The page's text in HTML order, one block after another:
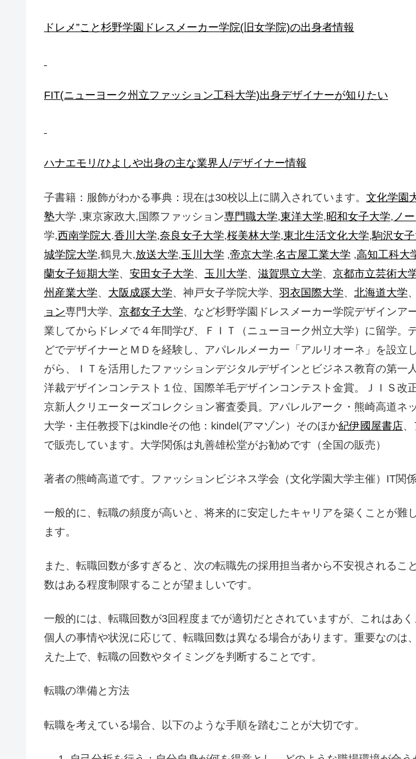
ドレメ”こと杉野学園ドレスメーカー学院(旧女学院)の出身者情報
FIT(ニューヨーク州立ファッション工科大学)出身デザイナーが知りたい
ハナエモリ/ひよしや出身の主な業界人/デザイナー情報
子書籍：服飾がわかる事典：現在は30校以上に購入されています。 文化学園
塾大学 ,東京家政大,国際ファッション専門職大学,東洋大学,昭和女子大学, ノ
学,西南学院大.香川大学,奈良女子大学,桜美林大学,東北生活文化大学,駒沢女
城学院大学,鶴見大,放送大学,玉川大学 ,帝京大学,名古屋工業大学 ,高知工科大
蘭女子短期大学、 安田女子大学、 玉川大学、 滋賀県立大学、 京都市立芸術大
州産業大学、 大阪成蹊大学、神戸女子学院大学、 羽衣国際大学、 北海道大学
ョン専門大学、 京都女子大学、など杉野学園ドレスメーカー学院デザインア
業してからドレメで４年間学び、ＦＩＴ（ニューヨーク州立大学）に留学。
どでデザイナーとＭＤを経験し、アパレルメーカー「アルリオーネ」を設立
がら、ＩＴを活用したファッションデジタルデザインとビジネス教育の第一
洋裁デザインコンテスト１位、国際羊毛デザインコンテスト金賞。ＪＩＳ改
京新人クリエーターズコレクション審査委員。アパレルアーク・熊崎高道ネ
大学・主任教授下はkindleその他：kindel(アマゾン）そのほか紀伊國屋書店
で販売しています。大学関係は丸善雄松堂がお勧めです（全国の販売）
著者の熊崎高道です。ファッションビジネス学会（文化学園大学主催）IT関
一般的に、転職の頻度が高いと、将来的に安定したキャリアを築くことが難
ます。
また、転職回数が多すぎると、次の転職先の採用担当者から不安視されるこ
数はある程度制限することが望ましいです。
一般的には、転職回数が3回程度までが適切だとされていますが、これはあく
個人の事情や状況に応じて、転職回数は異なる場合があります。重要なのは
えた上で、転職の回数やタイミングを判断することです。
転職の準備と方法
転職を考えている場合、以下のような手順を踏むことが大切です。